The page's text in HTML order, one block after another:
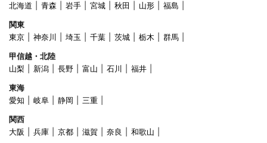
北海道
青森 岩手 宮城 秋田 山形
福島
関東
東京
神奈川 埼玉 千葉 茨城 栃木
群馬
甲信越・北陸
山梨
新潟 長野 富山 石川
福井
東海
愛知
岐阜 静岡
三重
関西
大阪
兵庫 京都 滋賀 奈良
和歌山